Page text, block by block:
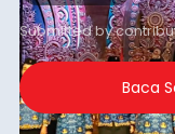
Submitted by
Baca